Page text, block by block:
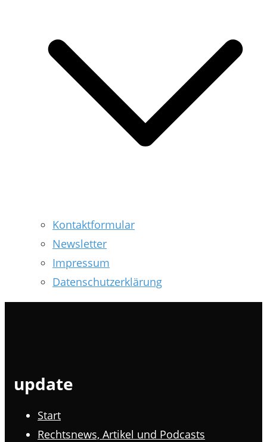
Kontaktformular
Newsletter
Impressum
Datenschutzerklärung
update
Start
Rechtsnews, Artikel und Podcasts